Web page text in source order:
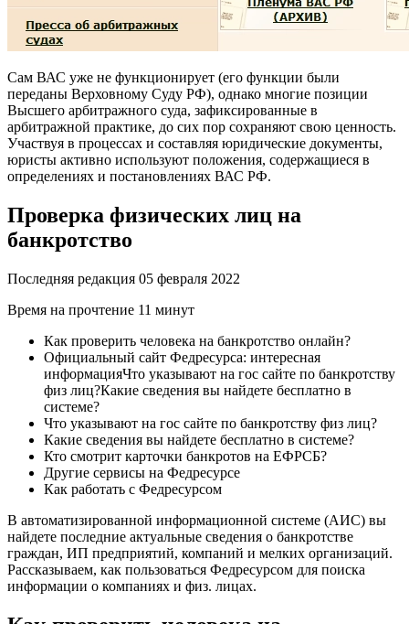
Сам ВАС уже не функционирует (его функции были
переданы Верховному Суду РФ), однако многие позиции
Высшего арбитражного суда, зафиксированные в
арбитражной практике, до сих пор сохраняют свою ценность.
Участвуя в процессах и составляя юридические документы,
юристы активно используют положения, содержащиеся в
определениях и постановлениях ВАС РФ.
Проверка физических лиц на
банкротство
Последняя редакция 05 февраля 2022
Время на прочтение 11 минут
Как проверить человека на банкротство онлайн?
Официальный сайт Федресурса: интересная
информацияЧто указывают на гос сайте по банкротству
физ лиц?Какие сведения вы найдете бесплатно в
системе?
Что указывают на гос сайте по банкротству физ лиц?
Какие сведения вы найдете бесплатно в системе?
Кто смотрит карточки банкротов на ЕФРСБ?
Другие сервисы на Федресурсе
Как работать с Федресурсом
В автоматизированной информационной системе (АИС) вы
найдете последние актуальные сведения о банкротстве
граждан, ИП предприятий, компаний и мелких организаций.
Рассказываем, как пользоваться Федресурсом для поиска
информации о компаниях и физ. лицах.